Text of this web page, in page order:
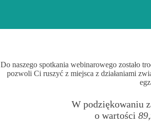
Do naszego spotkania webinarowego zostało
pozwoli Ci ruszyć z miejsca z działaniami
W podziękowaniu
o wartości